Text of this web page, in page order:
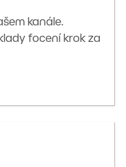
kanále.
focení krok za